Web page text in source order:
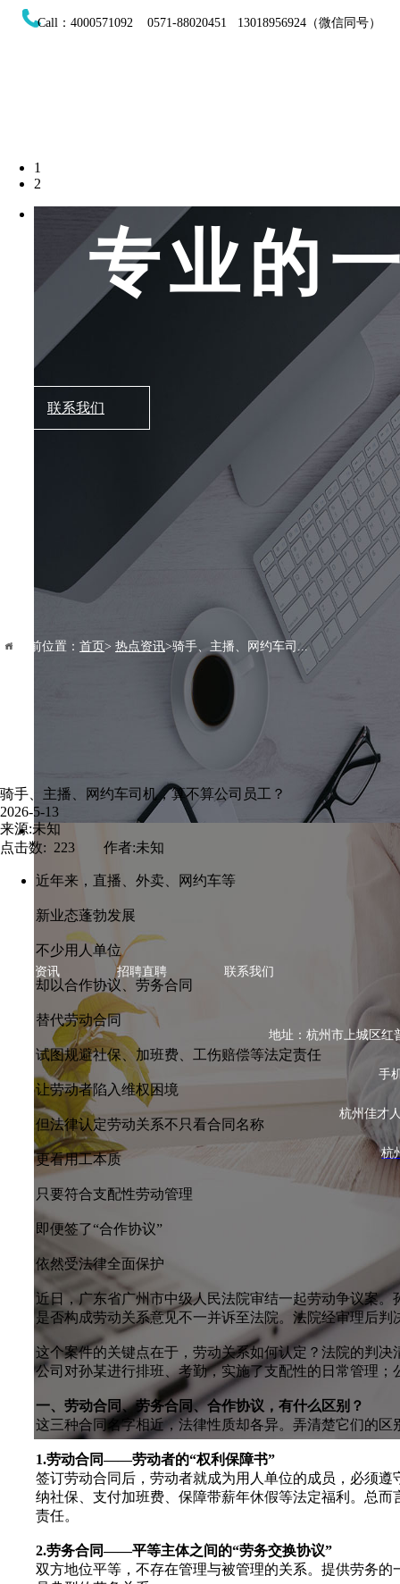
Call：4000571092 0571-88020451 13018956924（微信同号）
1
2
专业的
联系我们
当前位置： 首页> 热点资讯>骑手、主播、网约车司...
骑手、主播、网约车司机，算不算公司员工？
2026-5-13
来源:未知
点击数: 223 作者:未知
近年来，直播、外卖、网约车等
新业态蓬勃发展
不少用人单位
却以合作协议、劳务合同
替代劳动合同
试图规避社保、加班费、工伤赔偿等法定责任
让劳动者陷入维权困境
但法律认定劳动关系不只看合同名称
更看用工本质
只要符合支配性劳动管理
即便签了“合作协议”
依然受法律全面保护
近日，广东省广州市中级人民法院审结一起劳动争议案
是否构成劳动关系意见不一并诉至法院。法院经审理后
这个案件的关键点在于，劳动关系如何认定？法院的判
公司对孙某进行排班、考勤，实施了支配性的日常管理
一、劳动合同、劳务合同、合作协议，有什么区别？
这三种合同名字相近，法律性质却各异。弄清楚它们的
1.劳动合同——劳动者的“权利保障书”
签订劳动合同后，劳动者就成为用人单位的成员，必须
纳社保、支付加班费、保障带薪年休假等法定福利。总
责任。
2.劳务合同——平等主体之间的“劳务交换协议”
双方地位平等，不存在管理与被管理的关系。提供劳务
地址：杭州市上城区红
手
杭州佳才
杭
热点资讯 招聘直聘 联系我们